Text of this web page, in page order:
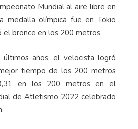
Mundial al aire libre en
medalla olímpica fue en Tokio
el bronce en los 200 metros.
años, el velocista logró
tiempo de los 200 metros
en los 200 metros en el
de Atletismo 2022 celebrado